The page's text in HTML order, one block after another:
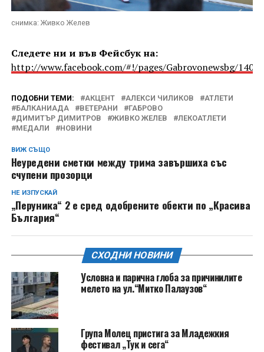
снимка: Живко Желев
Следете ни и във Фейсбук на:
http://www.facebook.com/#!/pages/Gabrovonewsbg/
ПОДОБНИ ТЕМИ: АКЦЕНТ АЛЕКСИ ЧИЛИКОВ
АТЛЕТИ
БАЛКАНИАДА
ВЕТЕРАНИ
ГАБРОВО
ДИМИТЪР ДИМИТРОВ
ЖИВКО ЖЕЛЕВ
ЛЕКОАТЛЕТИ
МЕДАЛИ
НОВИНИ
ВИЖ СЪЩО
Неуредени сметки между трима завършиха със
счупени прозорци
НЕ ИЗПУСКАЙ
„Перуника“ 2 е сред одобрените обекти по „Красива
България“
СХОДНИ НОВИНИ
Условна и парична глоба за причинилите
мелето на ул.“Митко Палаузов“
Група Молец пристига за Младежкия
фестивал „Тук и сега“